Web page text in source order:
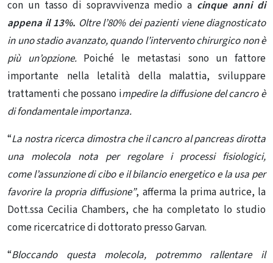
con un tasso di sopravvivenza medio a cinque anni di
appena il 13%. Oltre l’80% dei pazienti viene diagnosticato
in uno stadio avanzato, quando l’intervento chirurgico non è
più un’opzione.Poiché le metastasi sono un fattore
importante nella letalità della malattia, sviluppare
trattamenti che possano impedire la diffusione del cancro è
di fondamentale importanza.
“La nostra ricerca dimostra che il cancro al pancreas dirotta
una molecola nota per regolare i processi fisiologici,
comel’assunzione di cibo e il bilancio energeticoe la usa per
favorire la propria diffusione”, afferma la prima autrice, la
Dott.ssa Cecilia Chambers, che ha completato lo studio
come ricercatrice di dottorato presso Garvan.
“Bloccando questa molecola, potremmo rallentare il